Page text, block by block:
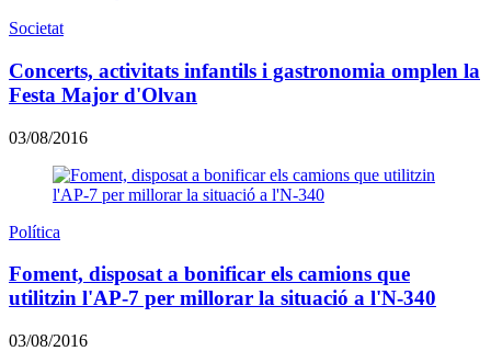
Societat
Concerts, activitats infantils i gastronomia omplen la
Festa Major d'Olvan
03/08/2016
Política
Foment, disposat a bonificar els camions que
utilitzin l'AP-7 per millorar la situació a l'N-340
03/08/2016